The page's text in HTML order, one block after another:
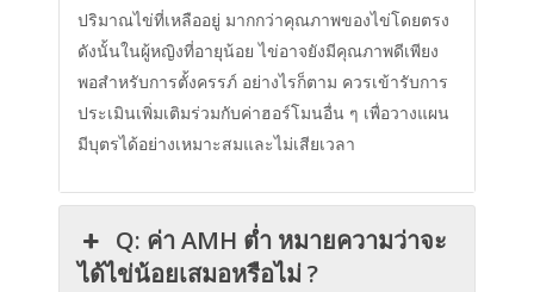
ปริมาณไข่ที่เหลืออยู่ มากกว่าคุณภาพของไข่โดยตรง
ดังนั้นในผู้หญิงที่อายุน้อย ไข่อาจยังมีคุณภาพดีเพียง
พอสำหรับการตั้งครรภ์ อย่างไรก็ตาม ควรเข้ารับการ
ประเมินเพิ่มเติมร่วมกับค่าฮอร์โมนอื่น ๆ เพื่อวางแผน
มีบุตรได้อย่างเหมาะสมและไม่เสียเวลา
Q: ค่า AMH ต่ำ หมายความว่าจะ
ได้ไข่น้อยเสมอหรือไม่ ?